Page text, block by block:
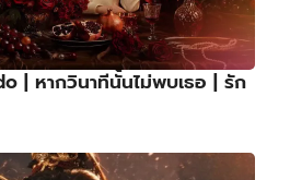
| หากวินาทีนั้นไม่พบเธอ | รัก